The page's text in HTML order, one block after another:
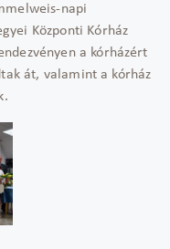
napi
Központi Kórház
a kórházért
át, valamint a kórház